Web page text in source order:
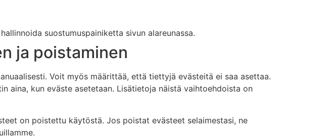
suostumuspainiketta sivun alareunassa.
ja poistaminen
Voit myös määrittää, että tiettyjä evästeitä ei saa asettaa.
aina, kun eväste asetetaan. Lisätietoja näistä vaihtoehdoista on
on poistettu käytöstä. Jos poistat evästeet selaimestasi, ne